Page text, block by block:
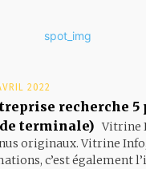
2022
recherche 5
terminale) Vitrine
originaux. Vitrine Info,
c’est également